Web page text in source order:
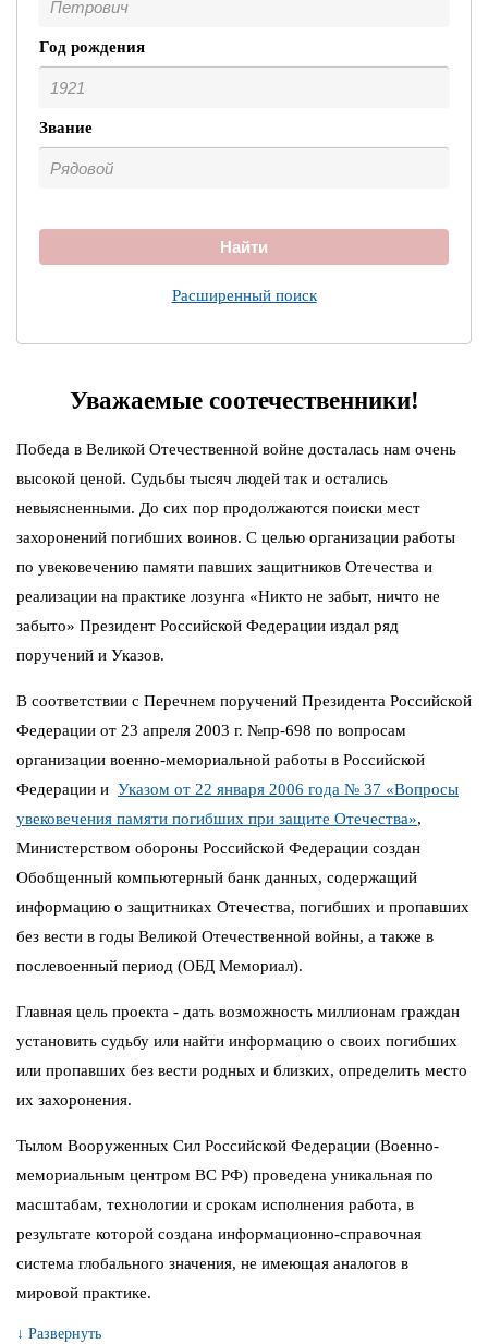
Год рождения
Звание
Найти
Расширенный поиск
Уважаемые соотечественники!
Победа в Великой Отечественной войне досталась нам очень
высокой ценой. Судьбы тысяч людей так и остались
невыясненными. До сих пор продолжаются поиски мест
захоронений погибших воинов. С целью организации работы
по увековечению памяти павших защитников Отечества и
реализации на практике лозунга «Никто не забыт, ничто не
забыто» Президент Российской Федерации издал ряд
поручений и Указов.
В соответствии с Перечнем поручений Президента Российской
Федерации от 23 апреля 2003 г. №пр-698 по вопросам
организации военно-мемориальной работы в Российской
Федерации и Указом от 22 января 2006 года № 37 «Вопросы
увековечения памяти погибших при защите Отечества»,
Министерством обороны Российской Федерации создан
Обобщенный компьютерный банк данных, содержащий
информацию о защитниках Отечества, погибших и пропавших
без вести в годы Великой Отечественной войны, а также в
послевоенный период (ОБД Мемориал).
Главная цель проекта - дать возможность миллионам граждан
установить судьбу или найти информацию о своих погибших
или пропавших без вести родных и близких, определить место
их захоронения.
Тылом Вооруженных Сил Российской Федерации (Военно-
мемориальным центром ВС РФ) проведена уникальная по
масштабам, технологии и срокам исполнения работа, в
результате которой создана информационно-справочная
система глобального значения, не имеющая аналогов в
мировой практике.
↓ Развернуть